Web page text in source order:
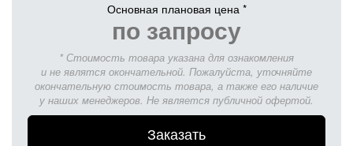
Основная плановая цена *
по запросу
* Стоимость товара указана для ознакомления
и не являтся окончательной. Пожалуйста, уточняйте
окончательную стоимость товара, а также его наличие
у наших менеджеров. Не является публичной офертой.
Заказать